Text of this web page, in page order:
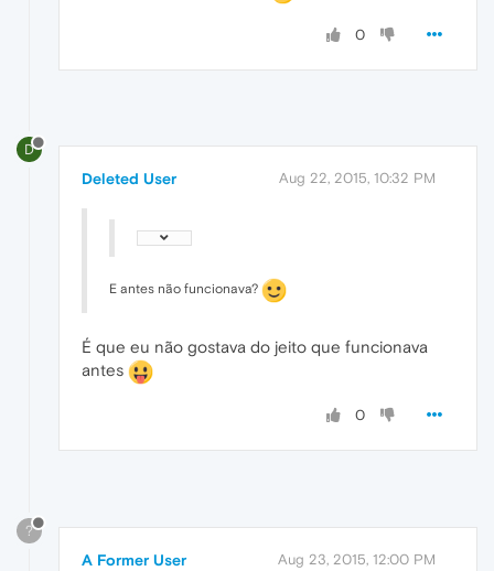
0
D
Deleted User Aug 22, 2015, 10:32 PM
E antes não funcionava?
É que eu não gostava do jeito que funcionava
antes
0
?
A Former User Aug 23, 2015, 12:00 PM